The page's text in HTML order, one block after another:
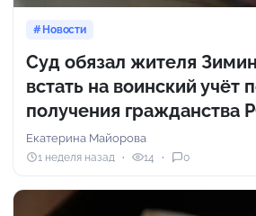
Новости
Суд обязал жителя
встать на воинский учёт
получения гражданства
Екатерина Майорова
1 неделя назад 14 0